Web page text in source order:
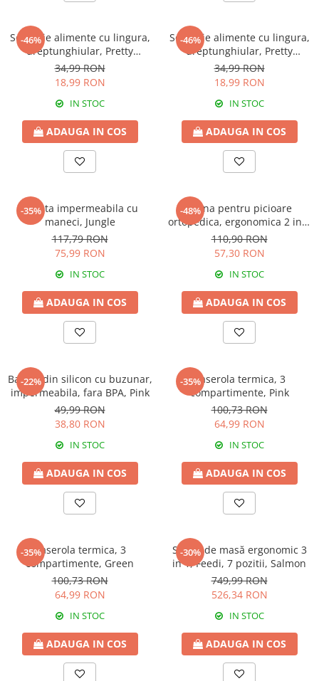
-46%
Set cutie alimente cu lingura,
dreptunghiular, Pretty
Animals, Pink
34,99 RON
18,99 RON
IN STOC
ADAUGA IN COS
-46%
Set cutie alimente cu lingura,
dreptunghiular, Pretty
Animals, Green
34,99 RON
18,99 RON
IN STOC
ADAUGA IN COS
-35%
Baveta impermeabila cu
maneci, Jungle
117,79 RON
75,99 RON
IN STOC
ADAUGA IN COS
-48%
Perna pentru picioare
ortopedica, ergonomica 2 in 1
cu spuma de memorie si husa
detasabila
110,90 RON
57,30 RON
IN STOC
ADAUGA IN COS
-22%
Baveta din silicon cu buzunar,
impermeabila, fara BPA, Pink
49,99 RON
38,80 RON
IN STOC
ADAUGA IN COS
-35%Caserola termica, 3
compartimente, Pink
100,73 RON
64,99 RON
IN STOC
ADAUGA IN COS
-35%Caserola termica, 3
compartimente, Green
100,73 RON
64,99 RON
IN STOC
ADAUGA IN COS
-30%
Scaun de masă ergonomic 3
in 1, Feedi, 7 pozitii, Salmon
749,99 RON
526,34 RON
IN STOC
ADAUGA IN COS